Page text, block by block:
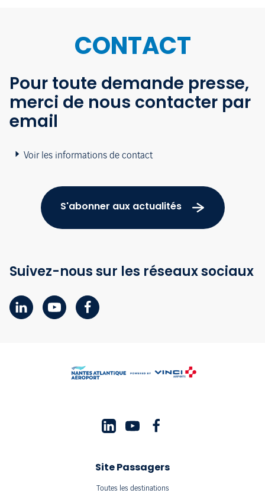
CONTACT
Pour toute demande presse,
merci de nous contacter par
email
Voir les informations de contact
S'abonner aux actualités
Suivez-nous sur les réseaux sociaux
Site Passagers
Toutes les destinations